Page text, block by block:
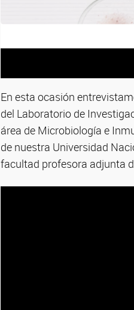
En esta ocasión
del Laboratorio de
área de Microbiología e
de nuestra Universidad
facultad profesora adjunta